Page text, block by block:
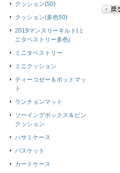
クッション(50)
クッション(多色50)
2019マンスリーキルト(ミ
ニタペストリー多色)
ミニタペストリー
ミニクッション
ティーコゼー＆ポットマッ
ト
ランチョンマット
ソーイングボックス＆ピン
クッション
ハサミケース
バスケット
カードケース